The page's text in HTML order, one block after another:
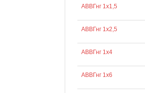
АВВГнг 1х1,5
АВВГнг 1х2,5
АВВГнг 1х4
АВВГнг 1х6